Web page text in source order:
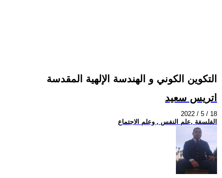
التكوين الكوني و الهندسة الإلهية المقدسة
اتريس سعيد
2022 / 5 / 18
الفلسفة ,علم النفس , وعلم الاجتماع